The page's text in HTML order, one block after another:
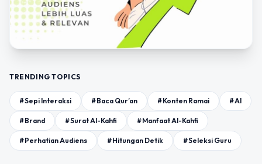
TRENDING TOPICS
#Sepi Interaksi #Baca Qur’an #Konten Ramai #AI
#Brand #Surat Al-Kahfi #Manfaat Al-Kahfi
#Perhatian Audiens #Hitungan Detik #Seleksi Guru